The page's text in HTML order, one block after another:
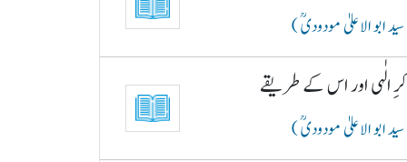
ابو الاعلیٰ مودودیؒ )
الٰہی اور اس کے طریقے
ابو الاعلیٰ مودودیؒ )